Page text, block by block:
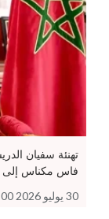
تهنئة سفيان
فاس مكناس
30 يوليو 2026 14:00